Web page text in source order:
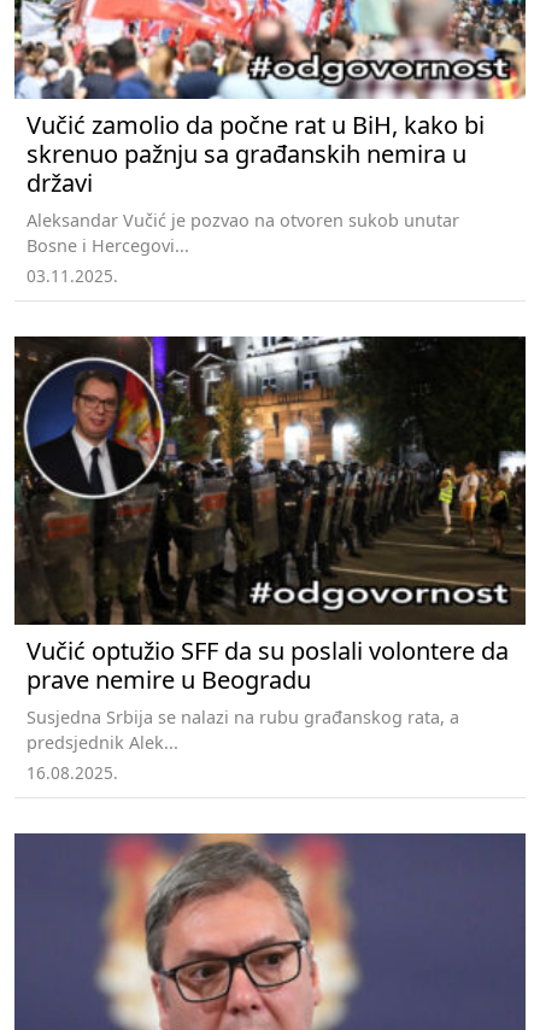
Vučić zamolio da počne rat u BiH, kako bi
skrenuo pažnju sa građanskih nemira u
državi
Aleksandar Vučić je pozvao na otvoren sukob unutar
Bosne i Hercegovi...
03.11.2025.
Vučić optužio SFF da su poslali volontere da
prave nemire u Beogradu
Susjedna Srbija se nalazi na rubu građanskog rata, a
predsjednik Alek...
16.08.2025.